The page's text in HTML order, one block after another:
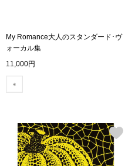
My Romance大人のスタンダード･ヴ
ォーカル集
11,000円